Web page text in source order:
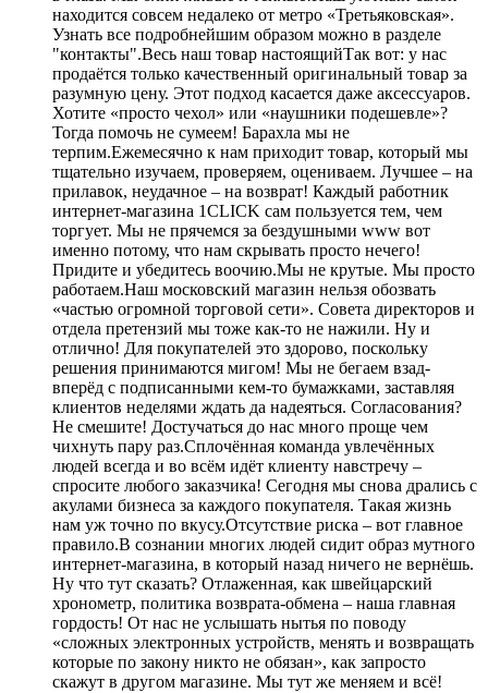
находится совсем недалеко от метро «Третьяковская».
Узнать все подробнейшим образом можно в разделе
"контакты".Весь наш товар настоящийТак вот: у нас
продаётся только качественный оригинальный товар за
разумную цену. Этот подход касается даже аксессуаров.
Хотите «просто чехол» или «наушники подешевле»?
Тогда помочь не сумеем! Барахла мы не
терпим.Ежемесячно к нам приходит товар, который мы
тщательно изучаем, проверяем, оцениваем. Лучшее – на
прилавок, неудачное – на возврат! Каждый работник
интернет-магазина 1CLICK сам пользуется тем, чем
торгует. Мы не прячемся за бездушными www вот
именно потому, что нам скрывать просто нечего!
Придите и убедитесь воочию.Мы не крутые. Мы просто
работаем.Наш московский магазин нельзя обозвать
«частью огромной торговой сети». Совета директоров и
отдела претензий мы тоже как-то не нажили. Ну и
отлично! Для покупателей это здорово, поскольку
решения принимаются мигом! Мы не бегаем взад-
вперёд с подписанными кем-то бумажками, заставляя
клиентов неделями ждать да надеяться. Согласования?
Не смешите! Достучаться до нас много проще чем
чихнуть пару раз.Сплочённая команда увлечённых
людей всегда и во всём идёт клиенту навстречу –
спросите любого заказчика! Сегодня мы снова дрались с
акулами бизнеса за каждого покупателя. Такая жизнь
нам уж точно по вкусу.Отсутствие риска – вот главное
правило.В сознании многих людей сидит образ мутного
интернет-магазина, в который назад ничего не вернёшь.
Ну что тут сказать? Отлаженная, как швейцарский
хронометр, политика возврата-обмена – наша главная
гордость! От нас не услышать нытья по поводу
«сложных электронных устройств, менять и возвращать
которые по закону никто не обязан», как запросто
скажут в другом магазине. Мы тут же меняем и всё!